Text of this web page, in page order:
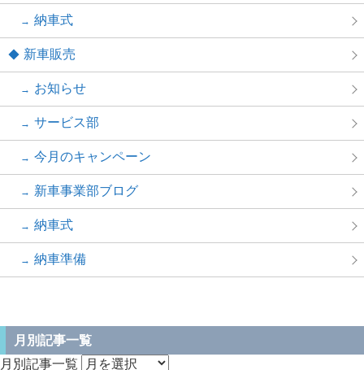
納車式
新車販売
お知らせ
サービス部
今月のキャンペーン
新車事業部ブログ
納車式
納車準備
月別記事一覧
月別記事一覧